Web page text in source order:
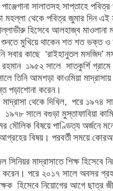
সালাতসহ সাপ্তাহে
মহল্লা থেকে পবিত্র জুমার দিন
হিসেবে আলহাজ্ব মাওলানা
শুনতে মুখিয়ে থাকেন শত শত ভক্ত ও
সবার কাছে ‘রাইহানুতল মসজিদ’
১৯৫২ সালে সাতকুর্শি
তিনি আমশড়া কাওমিয়া মাদ্রাসায়
পড়াশোনা করেন।
মাদ্রাসা থেকে দিখিল, পরে ১৯৭৪
সালে বগুড়া মুস্তাফাবিয়া
মৌলিক বিষয়ে পাণ্ডিত্য অর্জনে
বিষয়। পরবর্তী সময়ে
মাদ্রাসাতে শিক্ষ হিসেবে
করেন। পরে ২০১৭ সালে অবসর
হিসেবে নিয়োগের আগে